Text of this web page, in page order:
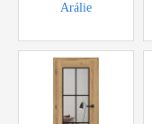
Arálie